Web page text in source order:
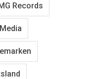
Records